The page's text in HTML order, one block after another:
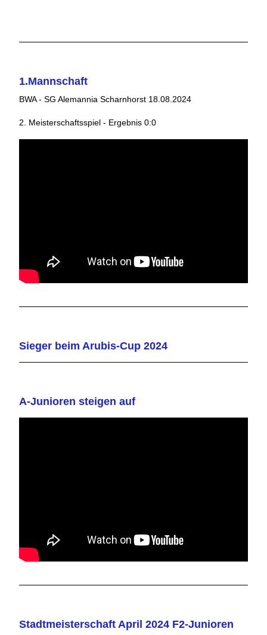
1.Mannschaft
BWA - SG Alemannia Scharnhorst 18.08.2024
2. Meisterschaftsspiel - Ergebnis 0:0
Sieger beim Arubis-Cup 2024
A-Junioren steigen auf
Stadtmeisterschaft April 2024 F2-Junioren